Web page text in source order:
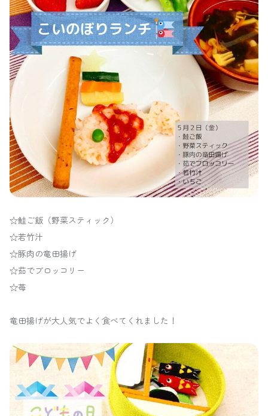
☆鮭ご飯（野菜スティック）
☆若竹汁
☆豚肉の竜田揚げ
☆茹でブロッコリー
☆苺
竜田揚げが大人気でよく食べてくれました！